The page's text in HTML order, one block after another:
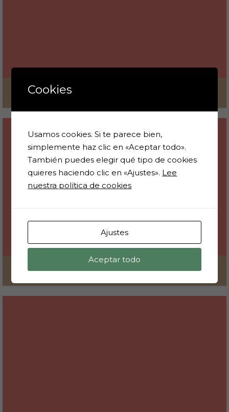
Fiesta del Agua 2026
V Día del Cid
17 de junio de 2026
Cookies
Usamos cookies. Si te parece bien,
simplemente haz clic en «Aceptar todo».
También puedes elegir qué tipo de cookies
quieres haciendo clic en «Ajustes». Lee
nuestra política de cookies
Ajustes
Aceptar todo